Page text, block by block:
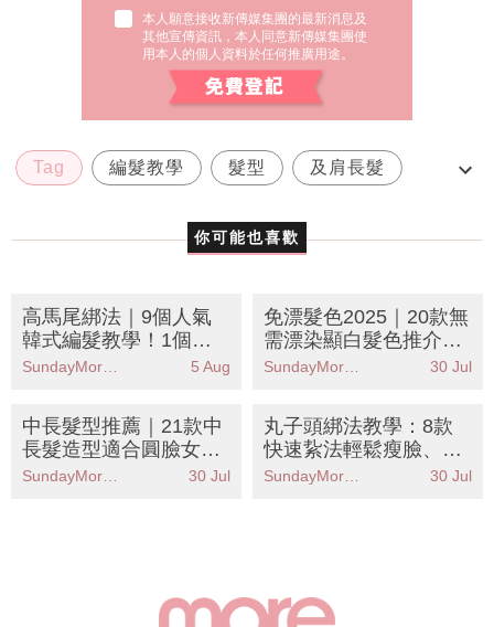
本人願意接收新傳媒集團的最新消息及
其他宣傳資訊，本人同意新傳媒集團使
用本人的個人資料於任何推廣用途。
Tag 編髮教學 髮型 及肩長髮
你可能也喜歡
高馬尾綁法｜9個人氣
韓式編髮教學！1個紥
法顯臉細又時尚
5 Aug
免漂髮色2025｜20款無
需漂染顯白髮色推介！
焦糖奶茶色/浪漫紅棕色
30 Jul
中長髮型推薦｜21款中
長髮造型適合圓臉女
生！層次剪/俐落直髮/
SundayMore編輯部 30 Jul
丸子頭綁法教學：8款
快速紥法輕鬆瘦臉、減
齡、增髮量SundayMore編輯部 30 Jul